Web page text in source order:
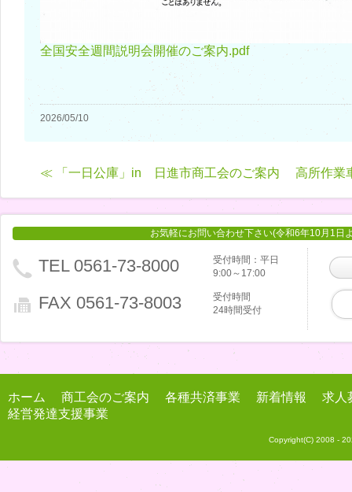
全国安全週間説明会開催のご案内.pdf
2026/05/10
≪ 「一日公庫」in 日進市商工会のご案内 高所作業
お気軽にお問い合わせ下さい(令和6年10月1日
TEL 0561-73-8000
受付時間：平日
9:00～17:00
FAX 0561-73-8003
受付時間
24時間受付
ホーム 商工会のご案内 各種共済事業 新着情報
求人
経営発達支援事業
Copyright(C) 2008 -